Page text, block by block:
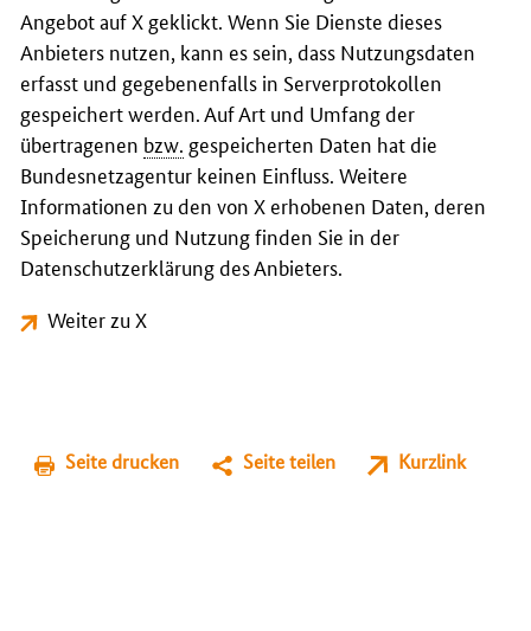
Angebot auf X geklickt. Wenn Sie Dienste dieses
Anbieters nutzen, kann es sein, dass Nutzungsdaten
erfasst und gegebenenfalls in Serverprotokollen
gespeichert werden. Auf Art und Umfang der
übertragenen bzw. gespeicherten Daten hat die
Bundesnetzagentur keinen Einfluss. Weitere
Informationen zu den von X erhobenen Daten, deren
Speicherung und Nutzung finden Sie in der
Datenschutzerklärung des Anbieters.
Weiter zu X
Seite drucken Seite teilen Kurzlink